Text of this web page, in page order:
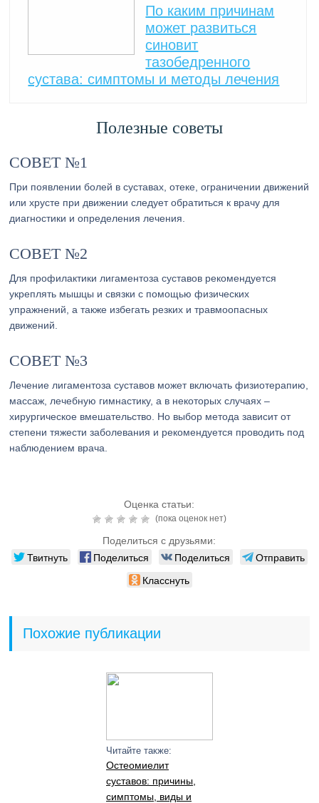
По каким причинам
может развиться
синовит
тазобедренного
сустава: симптомы и методы лечения
Полезные советы
СОВЕТ №1
При появлении болей в суставах, отеке, ограничении движений
или хрусте при движении следует обратиться к врачу для
диагностики и определения лечения.
СОВЕТ №2
Для профилактики лигаментоза суставов рекомендуется
укреплять мышцы и связки с помощью физических
упражнений, а также избегать резких и травмоопасных
движений.
СОВЕТ №3
Лечение лигаментоза суставов может включать физиотерапию,
массаж, лечебную гимнастику, а в некоторых случаях –
хирургическое вмешательство. Но выбор метода зависит от
степени тяжести заболевания и рекомендуется проводить под
наблюдением врача.
Оценка статьи:
(пока оценок нет)
Поделиться с друзьями:
Твитнуть Поделиться Поделиться
Отправить
Класснуть
Похожие публикации
Читайте также:
Остеомиелит
суставов: причины,
симптомы, виды и